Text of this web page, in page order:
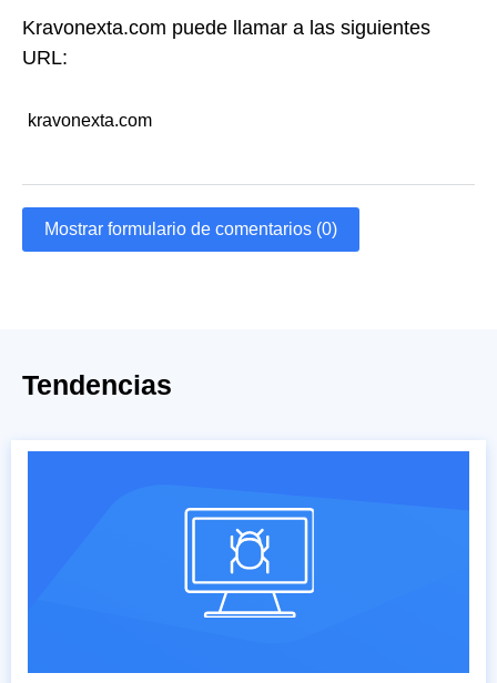
Kravonexta.com puede llamar a las siguientes
URL:
kravonexta.com
Mostrar formulario de comentarios (0)
Tendencias